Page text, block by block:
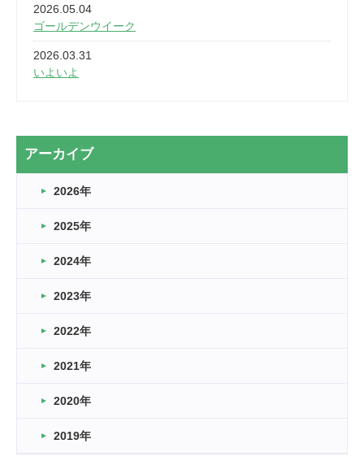
2026.05.04
ゴールデンウイーク
2026.03.31
いよいよ
2026.03.20
なぎなた
2026.03.16
車いすバスケとRくんのお話
2026.03.14
卒業・卒園の季節★
2026.03.11
緑ケ丘体育館
2022.11.03
緑ケ丘体育館
アーカイブ
2026年
2025年
2024年
2023年
2022年
2021年
2020年
2019年